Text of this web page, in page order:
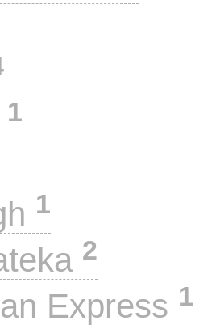
1
1
2
Express 1